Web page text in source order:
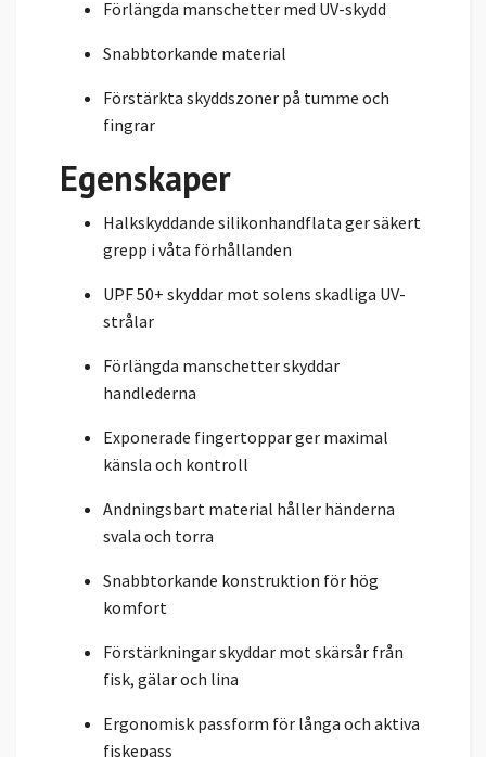
Förlängda manschetter med UV-skydd
Snabbtorkande material
Förstärkta skyddszoner på tumme och
fingrar
Egenskaper
Halkskyddande silikonhandflata ger säkert
grepp i våta förhållanden
UPF 50+ skyddar mot solens skadliga UV-
strålar
Förlängda manschetter skyddar
handlederna
Exponerade fingertoppar ger maximal
känsla och kontroll
Andningsbart material håller händerna
svala och torra
Snabbtorkande konstruktion för hög
komfort
Förstärkningar skyddar mot skärsår från
fisk, gälar och lina
Ergonomisk passform för långa och aktiva
fiskepass